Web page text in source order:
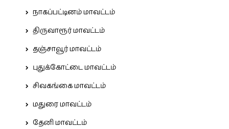
நாகப்பட்டினம் மாவட்டம்
திருவாரூர் மாவட்டம்
தஞ்சாவூர் மாவட்டம்
புதுக்கோட்டை மாவட்டம்
சிவகங்கை மாவட்டம்
மதுரை மாவட்டம்
தேனி மாவட்டம்